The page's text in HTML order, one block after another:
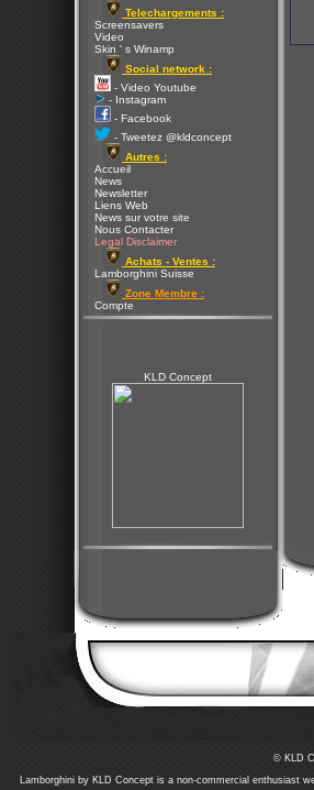
Telechargements :
Screensavers
Video
Skin ' s Winamp
Social network :
- Video Youtube
- Instagram
- Facebook
- Tweetez @kldconcept
Autres :
Accueil
News
Newsletter
Liens Web
News sur votre site
Nous Contacter
Legal Disclaimer
Achats - Ventes :
Lamborghini Suisse
Zone Membre :
Compte
KLD Concept
© KLD
Lamborghini by KLD Concept is a non-commercial enthusiast